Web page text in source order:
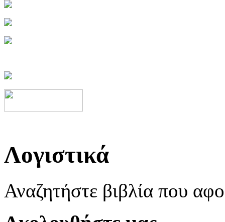
Λογιστικά
Αναζητήστε βιβλία που